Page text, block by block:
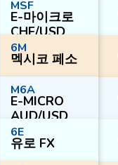
MSF
E-마이크로
CHF/USD
6M
멕시코 페소
M6A
E-MICRO
AUD/USD
6E
유로 FX